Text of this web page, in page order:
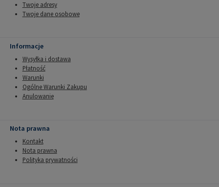
Twoje adresy
Twoje dane osobowe
Informacje
Wysyłka i dostawa
Płatność
Warunki
Ogólne Warunki Zakupu
Anulowanie
Nota prawna
Kontakt
Nota prawna
Polityka prywatności